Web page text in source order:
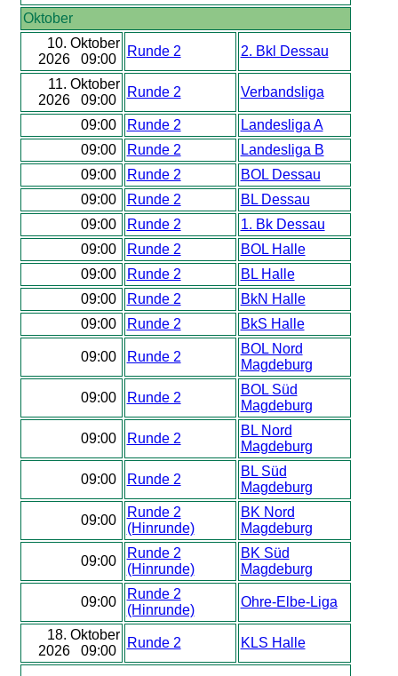
Oktober
10. Oktober
2026 09:00
Runde 2 2. Bkl Dessau
11. Oktober
2026 09:00
Runde 2 Verbandsliga
09:00 Runde 2
Landesliga A
09:00
Runde 2
Landesliga B
09:00
Runde 2
BOL Dessau
09:00
Runde 2
BL Dessau
09:00
Runde 2
1. Bk Dessau
09:00
Runde 2
BOL Halle
09:00
Runde 2
BL Halle
09:00
Runde 2
BkN Halle
09:00
Runde 2 BkS Halle
09:00 Runde 2
BOL Nord
Magdeburg
09:00 Runde 2
BOL Süd
Magdeburg
09:00 Runde 2
BL Nord
Magdeburg
09:00 Runde 2
BL Süd
Magdeburg
09:00
Runde 2
(Hinrunde)
BK Nord
Magdeburg
09:00
Runde 2
(Hinrunde)
BK Süd
Magdeburg
09:00
Runde 2
(Hinrunde)
Ohre-Elbe-Liga
18. Oktober
2026 09:00
Runde 2 KLS Halle